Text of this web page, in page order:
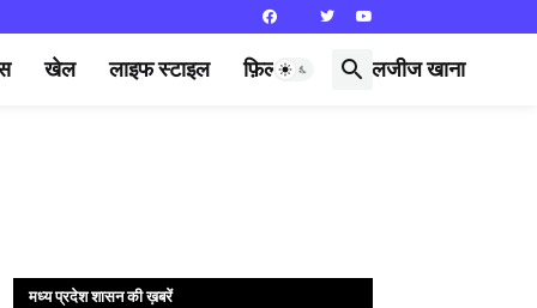
खेल लाइफ स्टाइल फ़िल्मी दुनिया लजीज खाना
मध्य प्रदेश शासन की ख़बरें